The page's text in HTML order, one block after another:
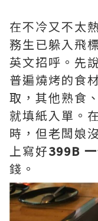
在不冷又不太
務生已躲入飛
英文招呼。先
普遍燒烤的食
取，其他熟食
就填紙入單。
時，但老闆娘
上寫好399B
錢。